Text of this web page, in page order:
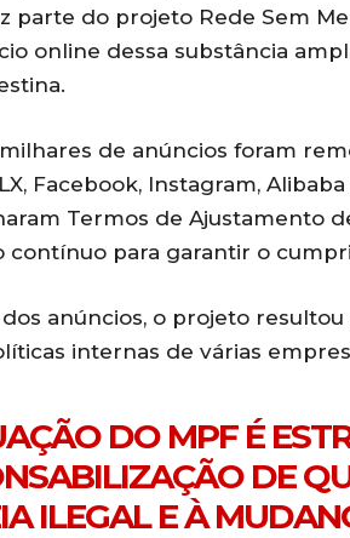
parte do projeto Rede Sem
online dessa substância
de anúncios foram
Facebook, Instagram,
Termos de Ajustamento
contínuo para garantir o
anúncios, o projeto
internas de várias
DO MPF É
DE
ILEGAL E À